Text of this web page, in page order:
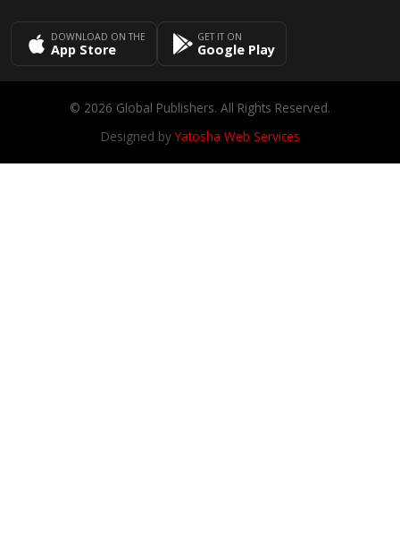
DOWNLOAD ON THE
App Store
GET IT ON
Google Play
© 2026 Global Publishers. All Rights Reserved.
Designed byYatosha Web Services